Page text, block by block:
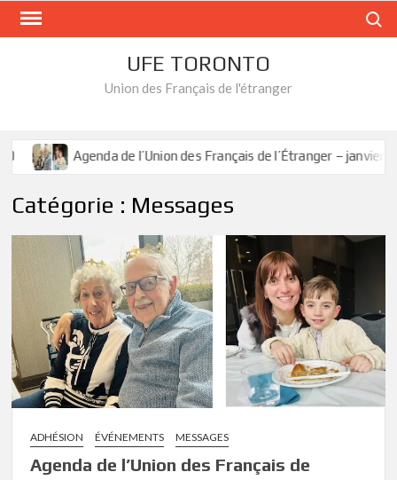
Skip
UFE TORONTO
Union des Français de l'étranger
Agenda de l’Union des Français de l’Étranger – janvier
Catégorie : Messages
ADHÉSION ÉVÉNEMENTS MESSAGES
Agenda de l’Union des Français de